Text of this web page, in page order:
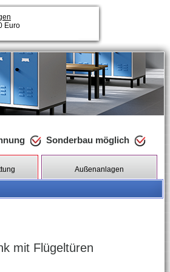
Euro
Sonderbau möglich
Außenanlagen
mit Flügeltüren